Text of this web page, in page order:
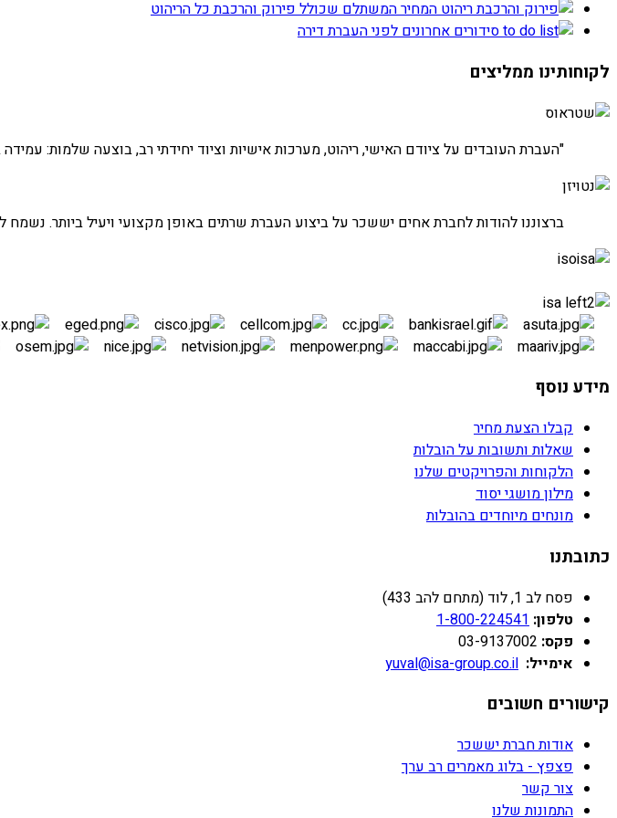
המחיר המשתלם שכולל פירוק והרכבת כל הריהוט
סידורים אחרונים לפני העברת דירה
לקוחותינו ממליצים
חברת שטראוס
"העברת העובדים על ציודם האישי, ריהוט, מערכות אישיות וציוד יחידתי רב, בוצעה שלמות:
חברת נטויז'ן
ברצוננו להודות לחברת אחים יששכר על ביצוע העברת שרתים באופן מקצועי ויעיל ביותר.
מידע נוסף
קבלו הצעת מחיר
שאלות ותשובות על הובלות
הלקוחות והפרויקטים שלנו
מילון מושגי יסוד
מונחים מיוחדים בהובלות
כתובתנו
פסח לב 1, לוד (מתחם להב 433)
טלפון: 1-800-224541
פקס: 03-9137002
אימייל: yuval@isa-group.co.il
קישורים חשובים
אודות חברת יששכר
פצפץ - בלוג מאמרים רב ערך
צור קשר
התמונות שלנו